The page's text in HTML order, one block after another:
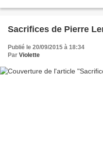
Sacrifices de Pierre
Publié le 20/09/2015 à 18:34
Par Violette